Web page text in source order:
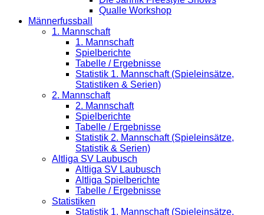
Qualle Workshop
Männerfussball
1. Mannschaft
1. Mannschaft
Spielberichte
Tabelle / Ergebnisse
Statistik 1. Mannschaft (Spieleinsätze,
Statistiken & Serien)
2. Mannschaft
2. Mannschaft
Spielberichte
Tabelle / Ergebnisse
Statistik 2. Mannschaft (Spieleinsätze,
Statistik & Serien)
Altliga SV Laubusch
Altliga SV Laubusch
Altliga Spielberichte
Tabelle / Ergebnisse
Statistiken
Statistik 1. Mannschaft (Spieleinsätze,